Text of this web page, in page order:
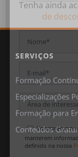
SERVIÇOS
Formação
Especializações
Formação para
Conteúdos
Tenha ainda
de
Concordo em
manterem
definido na nossa